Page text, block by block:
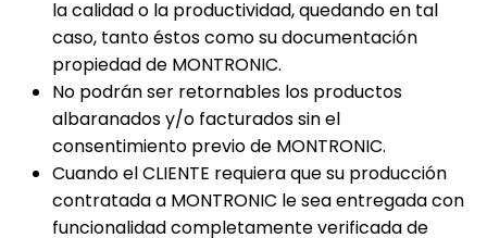
la calidad o la productividad, quedando en tal
caso, tanto éstos como su documentación
propiedad de MONTRONIC.
No podrán ser retornables los productos
albaranados y/o facturados sin el
consentimiento previo de MONTRONIC.
Cuando el CLIENTE requiera que su producción
contratada a MONTRONIC le sea entregada con
funcionalidad completamente verificada de